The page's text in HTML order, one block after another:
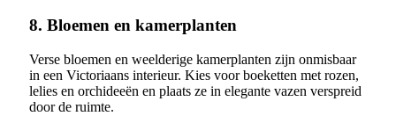
8. Bloemen en kamerplanten
Verse bloemen en weelderige kamerplanten zijn onmisbaar
in een Victoriaans interieur. Kies voor boeketten met rozen,
lelies en orchideeën en plaats ze in elegante vazen verspreid
door de ruimte.